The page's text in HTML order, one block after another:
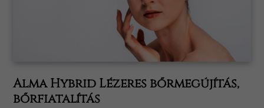
Alma Hybrid Lézeres bőrmegújítás,
bőrfiatalítás